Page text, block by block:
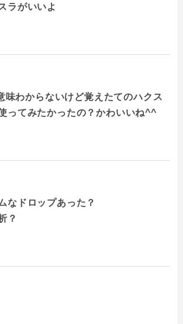
ラがいいよ
味わからないけど覚えたてのハクス
ってみたかったの？かわいいね^^
なドロップあった？
？